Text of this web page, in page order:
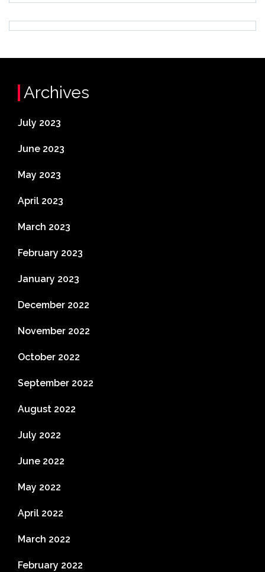
Archives
July 2023
June 2023
May 2023
April 2023
March 2023
February 2023
January 2023
December 2022
November 2022
October 2022
September 2022
August 2022
July 2022
June 2022
May 2022
April 2022
March 2022
February 2022